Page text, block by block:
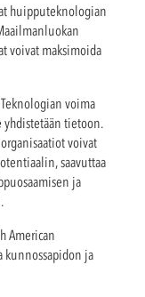
huipputeknologian
voivat maksimoida
voima
tietoon.
voivat
saavuttaa
ja
American
ja